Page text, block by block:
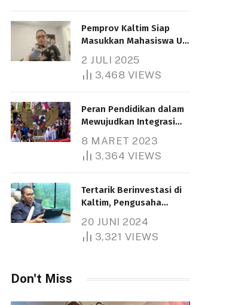
Pemprov Kaltim Siap
Masukkan Mahasiswa UT
Bantuan Pendidikan
Gratispol
2 JULI 2025
3,468 VIEWS
Peran Pendidikan dalam
Mewujudkan Integrasi
8 MARET 2023
3,364 VIEWS
Tertarik Berinvestasi di
Kaltim, Pengusaha
1.000 Hektare
20 JUNI 2024
3,321 VIEWS
Don't Miss